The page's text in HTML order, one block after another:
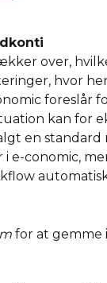
over,
hvor
foreslår
kan for
en
e-conomic,
for at gemme